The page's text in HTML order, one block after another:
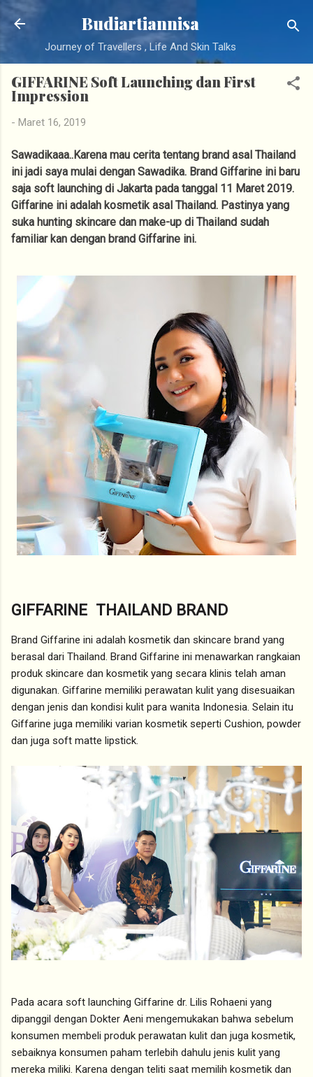
Langsung ke konten utama
Budiartiannisa
Journey of Travellers , Life And Skin Talks
GIFFARINE Soft Launching dan First
Impression
- Maret 16, 2019
Sawadikaaa..Karena mau cerita tentang brand asal Thailand
ini jadi saya mulai dengan Sawadika. Brand Giffarine ini baru
saja soft launching di Jakarta pada tanggal 11 Maret 2019.
Giffarine ini adalah kosmetik asal Thailand. Pastinya yang
suka hunting skincare dan make-up di Thailand sudah
familiar kan dengan brand Giffarine ini.
GIFFARINE THAILAND BRAND
Brand Giffarine ini adalah kosmetik dan skincare brand yang
berasal dari Thailand. Brand Giffarine ini menawarkan rangkaian
produk skincare dan kosmetik yang secara klinis telah aman
digunakan. Giffarine memiliki perawatan kulit yang disesuaikan
dengan jenis dan kondisi kulit para wanita Indonesia. Selain itu
Giffarine juga memiliki varian kosmetik seperti Cushion, powder
dan juga soft matte lipstick.
Pada acara soft launching Giffarine dr. Lilis Rohaeni yang
dipanggil dengan Dokter Aeni mengemukakan bahwa sebelum
konsumen membeli produk perawatan kulit dan juga kosmetik,
sebaiknya konsumen paham terlebih dahulu jenis kulit yang
mereka miliki. Karena dengan teliti saat memilih kosmetik dan